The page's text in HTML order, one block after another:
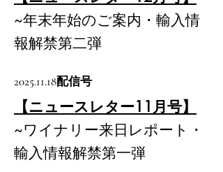
~年末年始のご案内・輸入情
報解禁第二弾
2025.11.18配信号
【ニュースレター11月号】
~ワイナリー来日レポート・
輸入情報解禁第一弾